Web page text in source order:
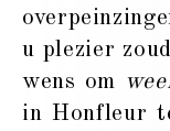
u plezier
wens om
in Honfleur